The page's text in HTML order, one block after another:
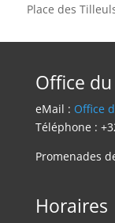
Place des
Office
eMail : Office
Téléphone :
Promenades
Horaires